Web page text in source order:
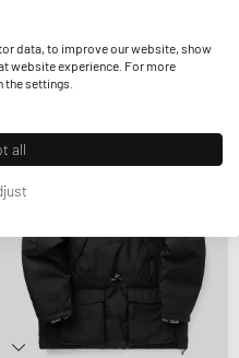
data, to improve our website, show
website experience. For more
the settings.
all